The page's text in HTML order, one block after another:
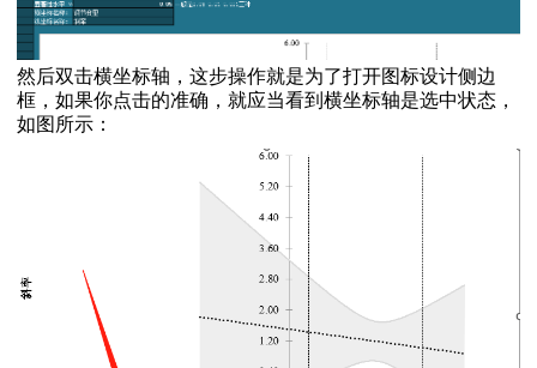
然后双击横坐标轴，这步操作就是为了打开图标设计侧边
框，如果你点击的准确，就应当看到横坐标轴是选中状态，
如图所示：